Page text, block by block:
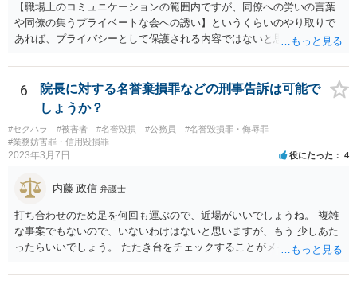
【職場上のコミュニケーションの範囲内ですが、同僚への労いの言葉
や同僚の集うプライベートな会への誘い】というくらいのやり取りで
あれば、プライバシーとして保護される内容ではないと思います。 一
に過剰反応しているだけであるような印象も受けます。
6
院長に対する名誉棄損罪などの刑事告訴は可能で
しょうか？
#セクハラ #被害者 #名誉毀損 #公務員
#名誉毀損罪・侮辱罪
#業務妨害罪・信用毀損罪
2023年3月7日 役にたった 4
内藤 政信 弁護士
打ち合わせのため足を何回も運ぶので、近場がいいでしょうね。 複雑
な事案でもないので、いないわけはないと思いますが、もう 少しあた
ったらいいでしょう。 たたき台をチェックすることがメインなので、